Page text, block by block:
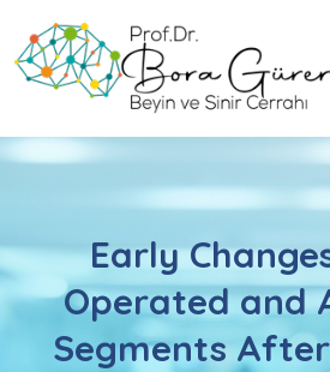
Early
Operated and
Segments